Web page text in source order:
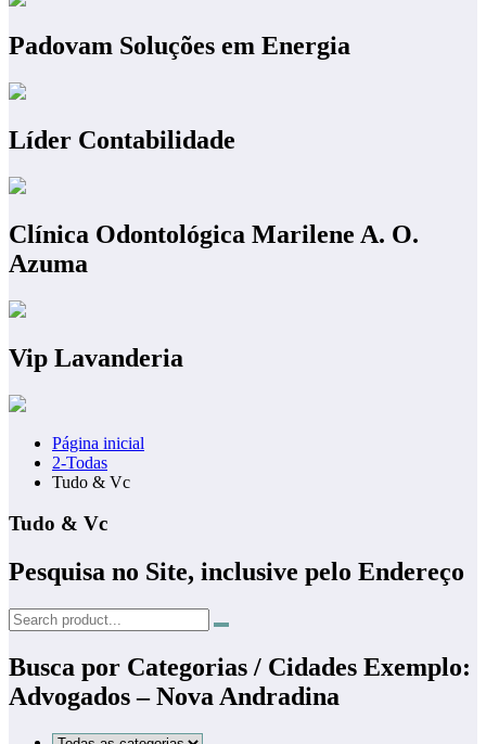
Padovam Soluções em Energia
Líder Contabilidade
Clínica Odontológica Marilene A. O.
Azuma
Vip Lavanderia
Página inicial
2-Todas
Tudo & Vc
Tudo & Vc
Pesquisa no Site, inclusive pelo Endereço
Busca por Categorias / Cidades Exemplo:
Advogados – Nova Andradina